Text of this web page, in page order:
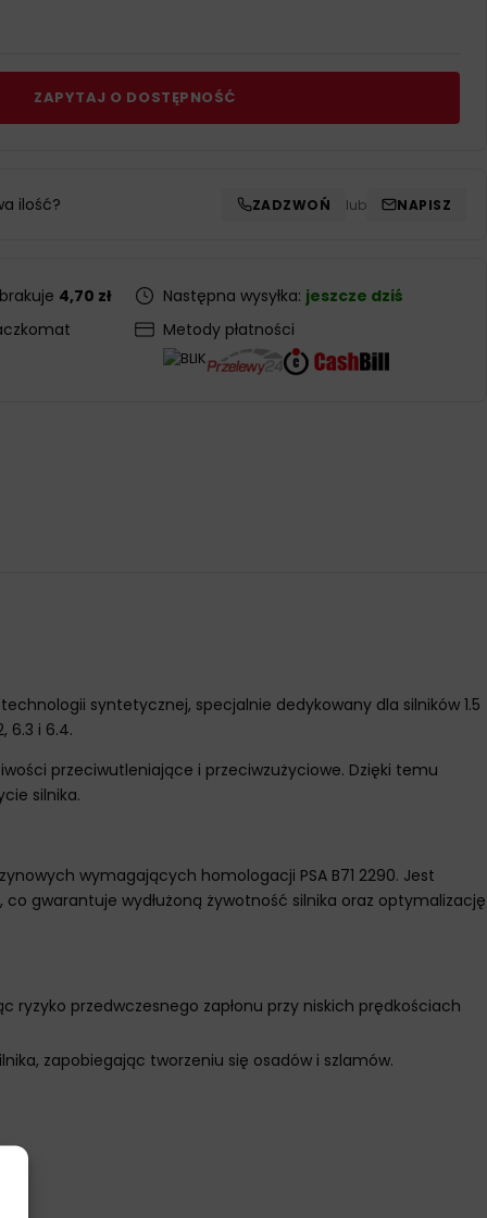
ZAPYTAJ O DOSTĘPNOŚĆ
ilość? ZADZWOŃ lub NAPISZ
4,70 zł
Następna wysyłka: jeszcze dziś
Metody płatności
syntetycznej, specjalnie dedykowany dla silników 1.5
6.3 i 6.4.
przeciwutleniające i przeciwzużyciowe. Dzięki temu
silnika.
wymagających homologacji PSA B71 2290. Jest
gwarantuje wydłużoną żywotność silnika oraz optymalizację
przedwczesnego zapłonu przy niskich prędkościach
zapobiegając tworzeniu się osadów i szlamów.